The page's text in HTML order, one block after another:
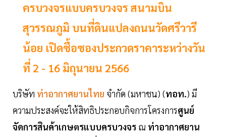
ครบวงจรแบบครบวงจร สนามบิน
สุวรรณภูมิ บนที่ดินแปลงถนนวัดศรีวารี
น้อย เปิดซื้อซองประกวดราคาระหว่างวัน
ที่ 2 - 16 มิถุนายน 2566
บริษัท ท่าอากาศยานไทย จำกัด (มหาชน) (ทอท.) มี
ความประสงค์จะให้สิทธิประกอบกิจการโครงการศูนย์
จัดการสินค้าเกษตรแบบครบวงจร ณ ท่าอากาศยาน